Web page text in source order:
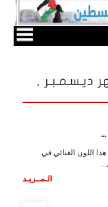
ديـسـمـبـر ,
اللون الغنائي في
الـمــزيـد